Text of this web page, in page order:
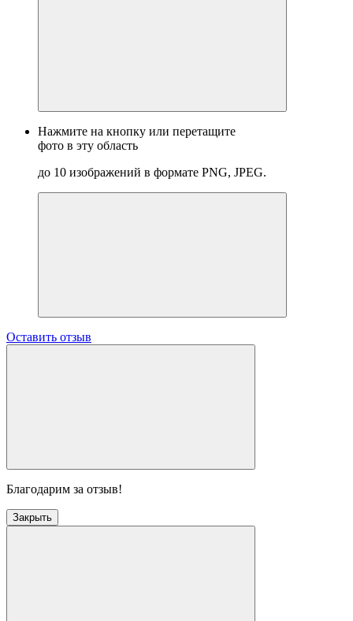
Нажмите на кнопку или перетащите
фото в эту область
до 10 изображений в формате PNG, JPEG.
Оставить отзыв
Благодарим за отзыв!
Закрыть